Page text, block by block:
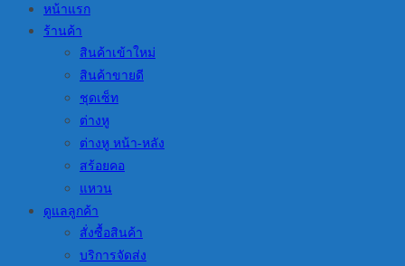
หน้าแรก
ร้านค้า
สินค้าเข้าใหม่
สินค้าขายดี
ชุดเซ็ท
ต่างหู
ต่างหู หน้า-หลัง
สร้อยคอ
แหวน
ดูแลลูกค้า
สั่งซื้อสินค้า
บริการจัดส่ง